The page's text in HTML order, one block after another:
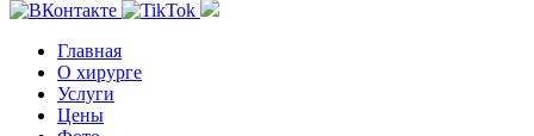
Главная
О хирурге
Услуги
Цены